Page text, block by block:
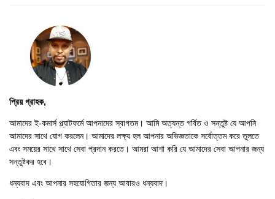
প্রিয় গ্রাহক,
আমাদের ই-কমার্স প্ল্যাটফর্মে আপনাদের স্বাগতম। আমি অত্যন্ত গর্বিত ও সন্তুষ্ট যে আপনি
আমাদের সাথে যোগ করলেন। আমাদের লক্ষ্য হল আপনার অভিজ্ঞতাকে সর্বোত্তম করে তুলতে
এবং সময়ের সাথে সাথে সেবা প্রদান করতে। আমরা আশা করি যে আমাদের সেবা আপনার জন্য
সন্তুষ্টকর হবে।
ধন্যবাদ এবং আপনার সহযোগিতার জন্য আবারও ধন্যবাদ।